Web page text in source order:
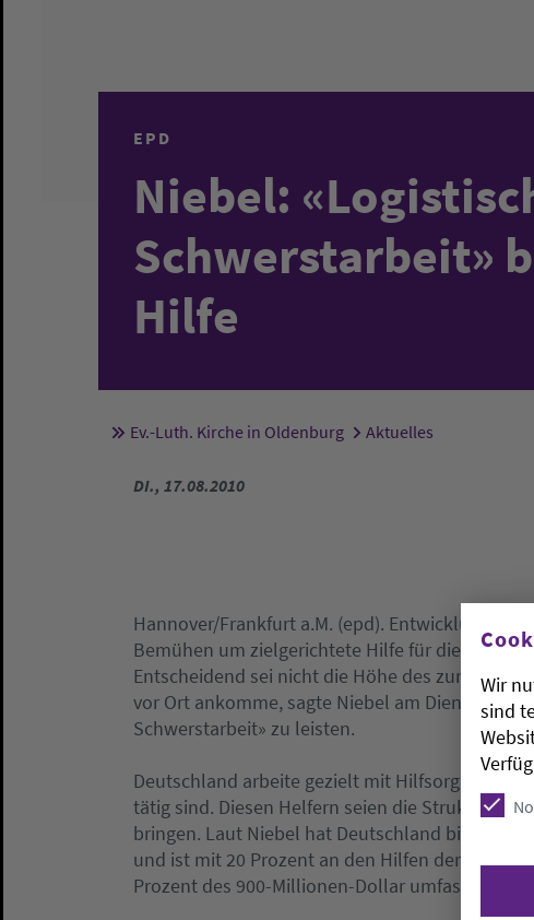
EPD
Niebel:
Schwerstarbeit»
Hilfe
Sie sind hier:
Ev.-Luth. Kirche in Oldenburg Aktuelles
DI., 17.08.2010
Hannover/Frankfurt a.M. (epd).
Bemühen um zielgerichtete Hilfe für die
Entscheidend sei nicht die Höhe des zur
vor Ort ankomme, sagte Niebel am Dienstag
Schwerstarbeit» zu leisten.
Deutschland arbeite gezielt mit
tätig sind. Diesen Helfern seien die Strukturen
bringen. Laut Niebel hat Deutschland bislang
und ist mit 20 Prozent an den Hilfen der EU
Prozent des 900-Millionen-Dollar umfassenden
Wir
sind